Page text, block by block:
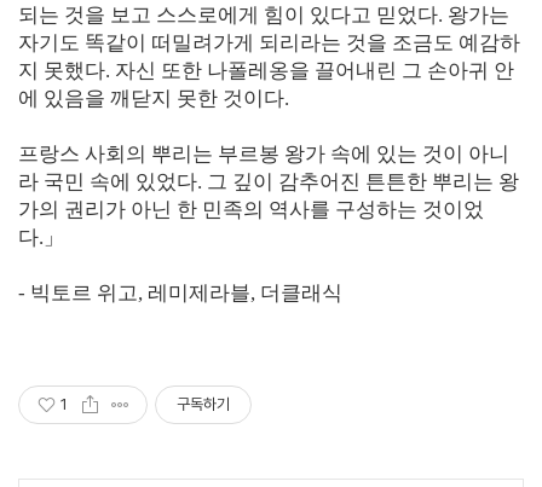
되는 것을 보고 스스로에게 힘이 있다고 믿었다. 왕가는
자기도 똑같이 떠밀려가게 되리라는 것을 조금도 예감하
지 못했다. 자신 또한 나폴레옹을 끌어내린 그 손아귀 안
에 있음을 깨닫지 못한 것이다.
프랑스 사회의 뿌리는 부르봉 왕가 속에 있는 것이 아니
라 국민 속에 있었다. 그 깊이 감추어진 튼튼한 뿌리는 왕
가의 권리가 아닌 한 민족의 역사를 구성하는 것이었
다. 」
- 빅토르 위고, 레미제라블, 더클래식
1 구독하기